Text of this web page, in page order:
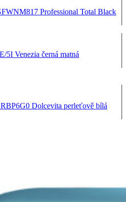
Professional Total Black
Venezia černá matná
Dolcevita perleťově bílá